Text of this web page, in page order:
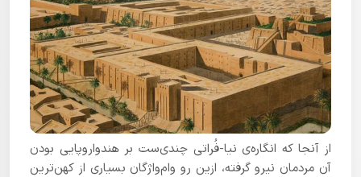
از آنجا که انگاره‌ی نیا-فُراتی چندی‌ست بر هندواروپایی بودن
آن‌ مردمان نیرو گرفته، ازین رو وام‌واژگان بسیاری از کهن‌ترین